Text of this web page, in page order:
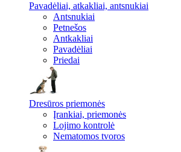
Pavadėliai, atkakliai, antsnukiai
Antsnukiai
Petnešos
Antkakliai
Pavadėliai
Priedai
Dresūros priemonės
Įrankiai, priemonės
Lojimo kontrolė
Nematomos tvoros